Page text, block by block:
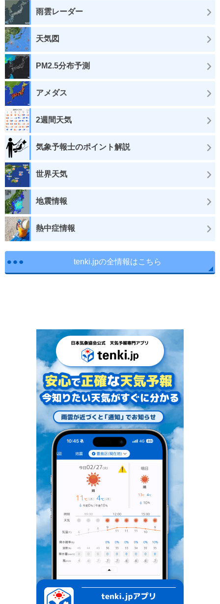
雨雲レーダー
天気図
PM2.5分布予測
アメダス
2週間天気
気象予報士のポイント解説
世界天気
地震情報
熱中症情報
tenki.jpの全情報はこちら